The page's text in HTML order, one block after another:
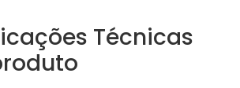
Técnicas